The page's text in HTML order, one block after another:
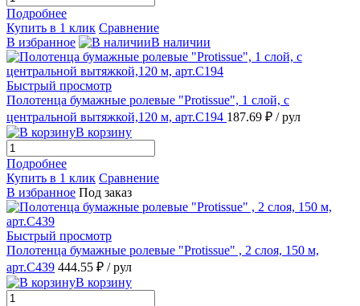
Подробнее
Купить в 1 клик Сравнение
В избранное
В наличии
Быстрый просмотр
Полотенца бумажные ролевые "Protissue", 1 слой, с
центральной вытяжкой,120 м, арт.С194 187.69 ₽ / рул
В корзину
Подробнее
Купить в 1 клик Сравнение
В избранное Под заказ
Быстрый просмотр
Полотенца бумажные ролевые "Protissue" , 2 слоя, 150 м,
арт.С439 444.55 ₽ / рул
В корзину